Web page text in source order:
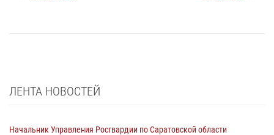
ЛЕНТА НОВОСТЕЙ
Начальник Управления Росгвардии по Саратовской области